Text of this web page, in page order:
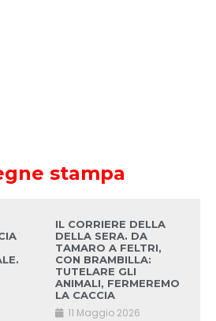
stampa
IL CORRIERE DELLA
DELLA SERA. DA
TAMARO A FELTRI,
CON BRAMBILLA:
TUTELARE GLI
ANIMALI, FERMEREMO
LA CACCIA
11 Maggio 2026